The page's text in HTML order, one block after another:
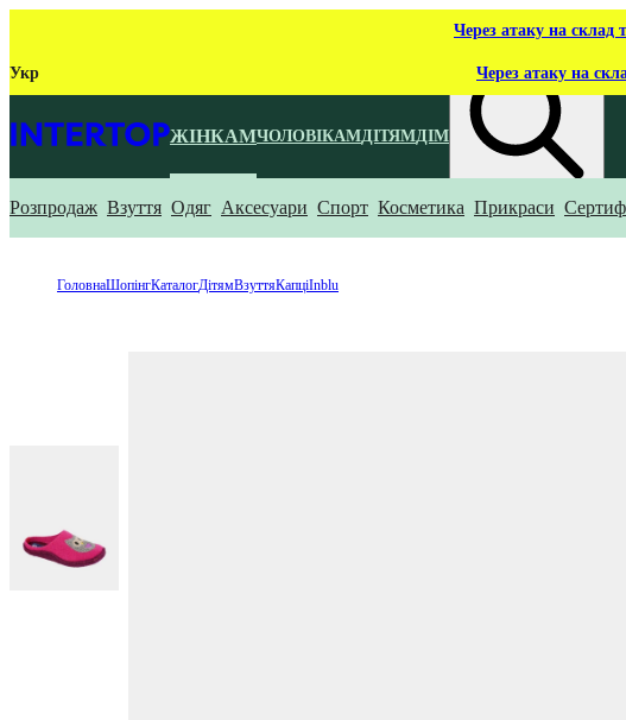
Через атаку на склад
Укр Через атаку на
ЖІНКАМЧОЛОВІКАМДІТЯМДІМ
Що ти шукаєш?
Розпродаж Взуття Одяг Аксесуари Спорт Косметика Прикраси
ГоловнаШопінгКаталогДітямВзуттяКапціInblu